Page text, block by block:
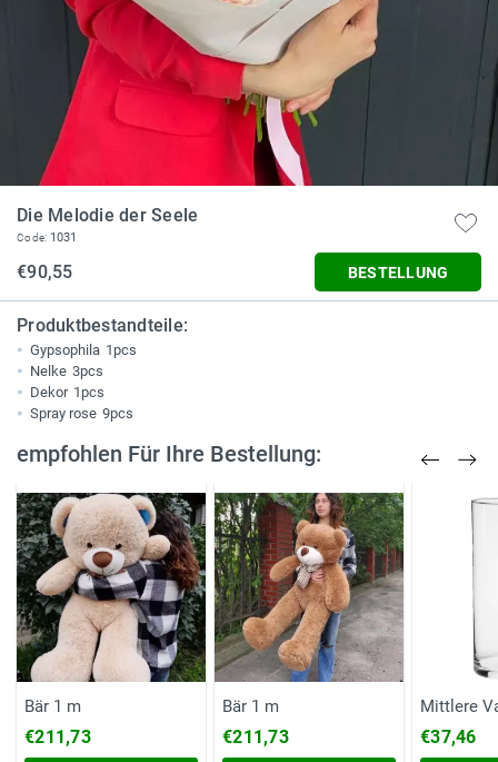
Die Melodie der Seele
Code: 1031
€90,55 BESTELLUNG
Produktbestandteile:
Gypsophila 1pcs
Nelke 3pcs
Dekor 1pcs
Spray rose 9pcs
empfohlen Für Ihre Bestellung:
Bär 1 m
€211,73
Bär 1 m
€211,73
Mittlere
€37,46